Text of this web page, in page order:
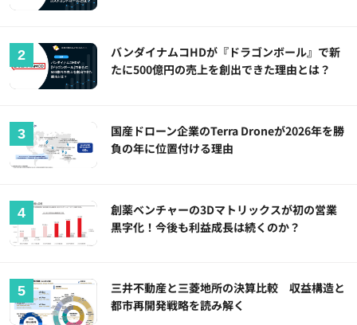
バンダイナムコHDが『ドラゴンボール』で新
たに500億円の売上を創出できた理由とは？
国産ドローン企業のTerra Droneが2026年を勝
負の年に位置付ける理由
創薬ベンチャーの3Dマトリックスが初の営業
黒字化！今後も利益成長は続くのか？
三井不動産と三菱地所の決算比較 収益構造と
都市再開発戦略を読み解く